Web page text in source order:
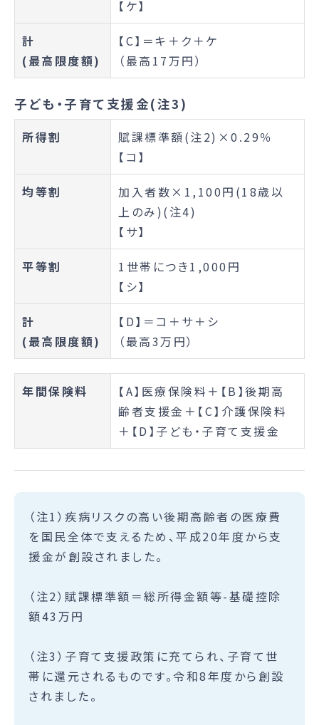
【ケ】
計
(最高限度額)
【C】＝キ＋ク＋ケ
（最高17万円）
子ども・子育て支援金(注3)
所得割
賦課標準額(注2)×0.29％
【コ】
均等割
加入者数×1,100円(18歳以
上のみ)(注4)
【サ】
平等割
1世帯につき1,000円
【シ】
計
(最高限度額)
【D】＝コ＋サ＋シ
（最高3万円）
年間保険料
【A】医療保険料＋【B】後期高
齢者支援金＋【C】介護保険料
＋【D】子ども・子育て支援金
（注1）疾病リスクの高い後期高齢者の医療費
を国民全体で支えるため、平成20年度から支
援金が創設されました。
（注2）賦課標準額＝総所得金額等-基礎控除
額43万円
（注3）子育て支援政策に充てられ、子育て世
帯に還元されるものです。令和8年度から創設
されました。